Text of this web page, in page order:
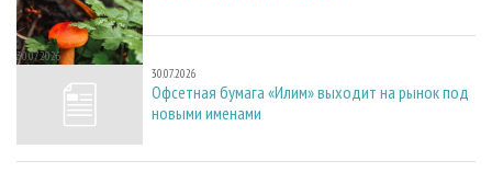
30.07.2026
30.07.2026
Офсетная бумага «Илим» выходит на рынок под
новыми именами